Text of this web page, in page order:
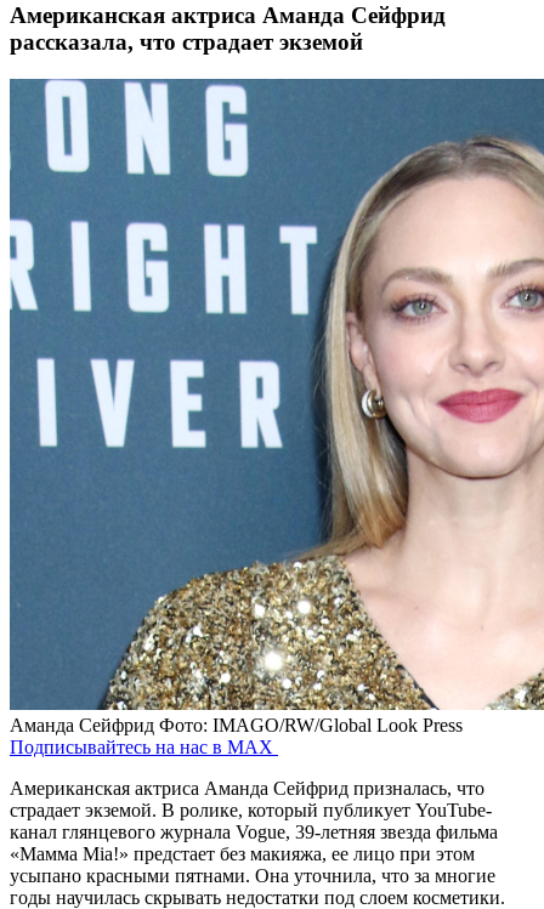
Американская актриса Аманда Сейфрид
рассказала, что страдает экземой
Аманда Сейфрид Фото: IMAGO/RW/Global Look Press
Подписывайтесь на нас в MAX
Американская актриса Аманда Сейфрид призналась, что
страдает экземой. В ролике, который публикует YouTube-
канал глянцевого журнала Vogue, 39-летняя звезда фильма
«Мамма Mia!» предстает без макияжа, ее лицо при этом
усыпано красными пятнами. Она уточнила, что за многие
годы научилась скрывать недостатки под слоем косметики.